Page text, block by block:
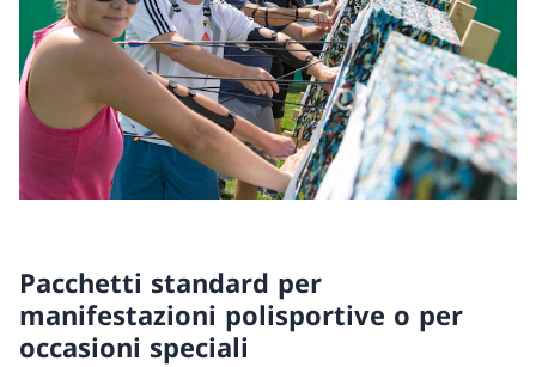
Pacchetti standard per
manifestazioni polisportive o per
occasioni speciali